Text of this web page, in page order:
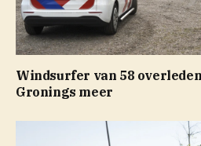
Windsurfer van 58
Gronings meer